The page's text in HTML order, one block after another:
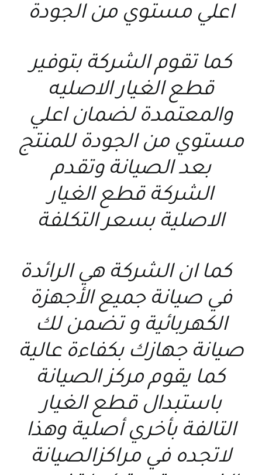
اعلي مستوي من الجودة
كما تقوم الشركة بتوفير
قطع الغيار الاصليه
والمعتمدة لضمان اعلي
مستوي من الجودة للمنتج
بعد الصيانة وتقدم
الشركة قطع الغيار
الاصلية بسعر التكلفة
كما ان الشركة هي الرائدة
في صيانة جميع الأجهزة
الكهربائية و تضمن لك
صيانة جهازك بكفاءة عالية
كما يقوم مركز الصيانة
باستبدال قطع الغيار
التالفة بأخري أصلية وهذا
لاتجده في مراكزالصيانة